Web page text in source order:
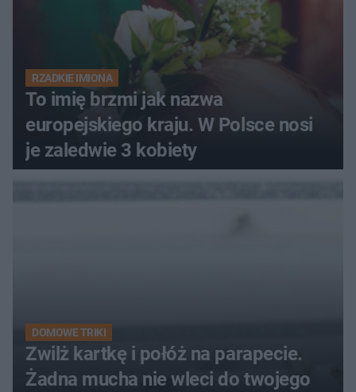
RZADKIE IMIONA
To imię brzmi jak nazwa
europejskiego kraju. W Polsce nosi
je zaledwie 3 kobiety
DOMOWE TRIKI
Zwilż kartkę i połóż na parapecie.
Żadna mucha nie wleci do twojego